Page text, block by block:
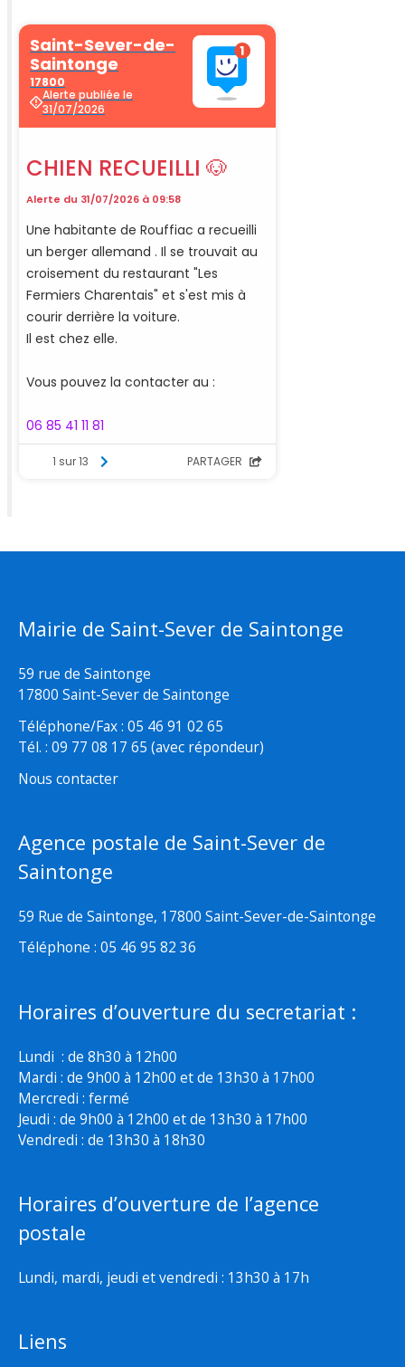
Mairie de Saint-Sever de Saintonge
59 rue de Saintonge
17800 Saint-Sever de Saintonge
Téléphone/Fax : 05 46 91 02 65
Tél. : 09 77 08 17 65 (avec répondeur)
Nous contacter
Agence postale de Saint-Sever de
Saintonge
59 Rue de Saintonge, 17800 Saint-Sever-de-Saintonge
Téléphone : 05 46 95 82 36
Horaires d’ouverture du secretariat :
Lundi : de 8h30 à 12h00
Mardi : de 9h00 à 12h00 et de 13h30 à 17h00
Mercredi : fermé
Jeudi : de 9h00 à 12h00 et de 13h30 à 17h00
Vendredi : de 13h30 à 18h30
Horaires d’ouverture de l’agence
postale
Lundi, mardi, jeudi et vendredi : 13h30 à 17h
Liens